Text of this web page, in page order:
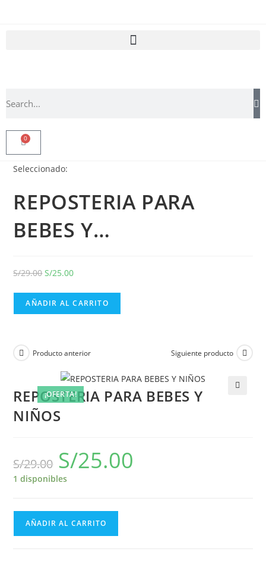
0
Seleccionado:
REPOSTERIA PARA
BEBES Y…
S/29.00 S/25.00
AÑADIR AL CARRITO
¡OFERTA!
Producto anterior Siguiente producto
REPOSTERIA PARA BEBES Y
NIÑOS
S/29.00 S/25.00
1 disponibles
AÑADIR AL CARRITO